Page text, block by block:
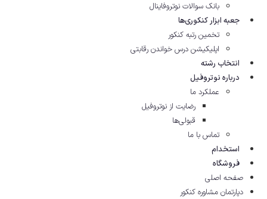
بانک سوالات نوتروفاینال
جعبه ابزار کنکوری‌ها
تخمین رتبه کنکور
اپلیکیشن درس خواندن رقابتی
انتخاب رشته
درباره نوتروفیل
عملکرد ما
رضایت از نوتروفیل
قبولی‌ها
تماس با ما
استخدام
فروشگاه
صفحه اصلی
دپارتمان مشاوره کنکور